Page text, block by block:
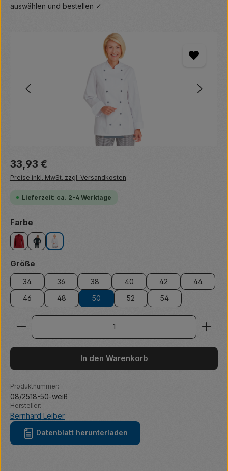
auswählen und bestellen ✓
Regulärer Preis:
33,93 €
Preise inkl. MwSt. zzgl. Versandkosten
Lieferzeit: ca. 2-4 Werktage
Farbe
bordeauxschwarz
weiß
Größe
34 36 38 40 42
44
46
48 50 52 54
Produkt Anzahl: Gib den gewünschten Wert ein
In den Warenkorb
Produktnummer:
08/2518-50-weiß
Hersteller:
Bernhard Leiber
Datenblatt herunterladen